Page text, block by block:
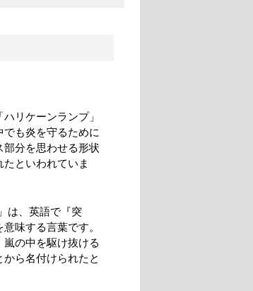
リケーンランプ」
でも炎を守るために
分を思わせる形状
といわれていま
は、英語で『突
味する言葉です。
の中を駆け抜ける
ら名付けられたと